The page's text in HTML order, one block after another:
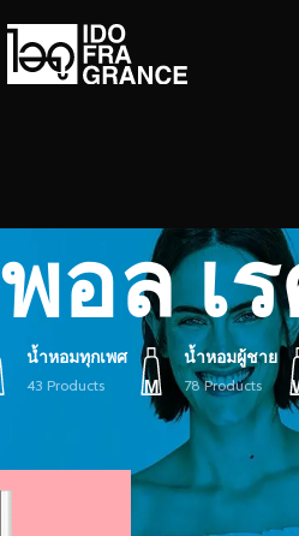
พอล เ
น้ำหอมทุกเพศ
43 Products
น้ำหอมผู้ชาย
78 Products